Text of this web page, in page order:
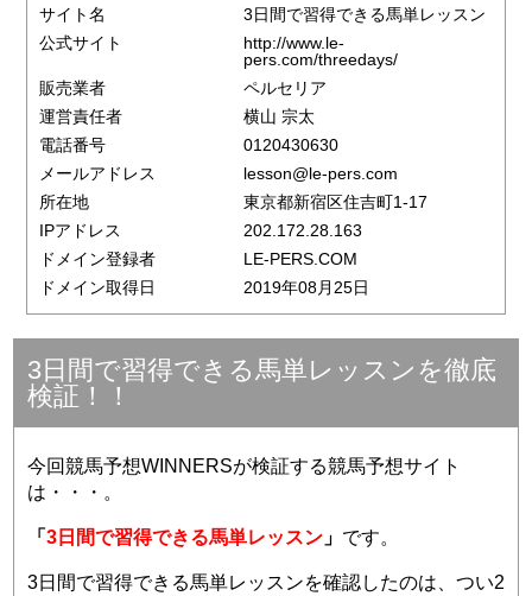
サイト名
3日間で習得できる馬単レッスン
公式サイト
http://www.le-
pers.com/threedays/
販売業者
ペルセリア
運営責任者
横山 宗太
電話番号
0120430630
メールアドレス
lesson@le-pers.com
所在地
東京都新宿区住吉町1-17
IPアドレス
202.172.28.163
ドメイン登録者
LE-PERS.COM
ドメイン取得日
2019年08月25日
3日間で習得できる馬単レッスンを徹底
検証！！
今回競馬予想WINNERSが検証する競馬予想サイト
は・・・。
「 3日間で習得できる馬単レッスン」 です。
3日間で習得できる馬単レッスンを確認したのは、つい2